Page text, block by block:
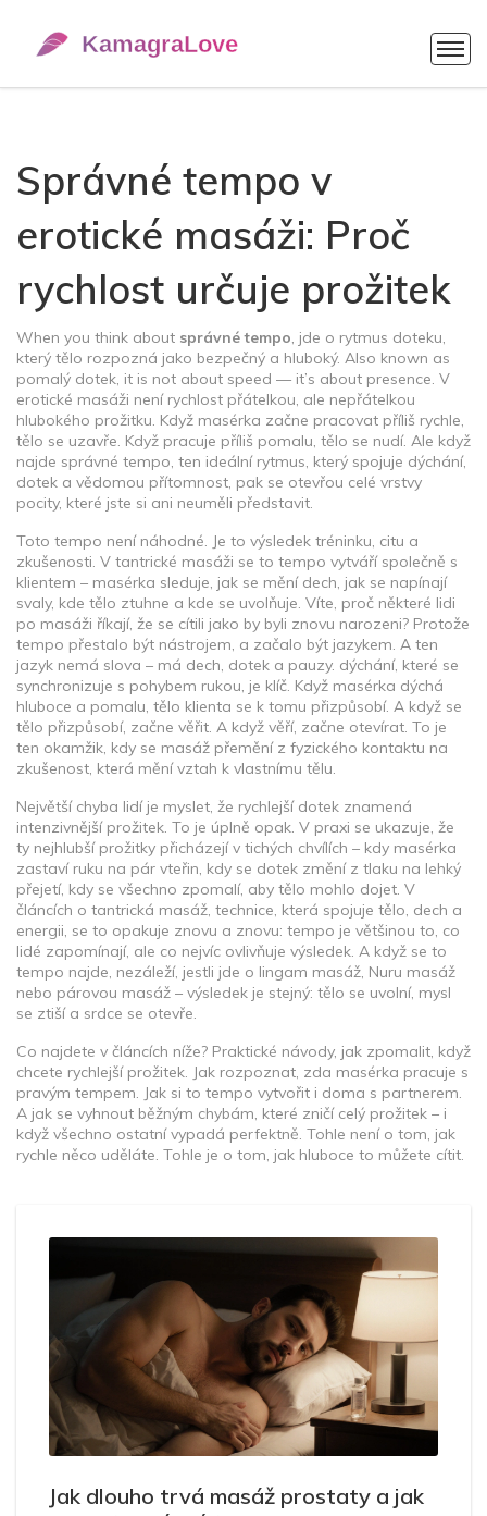
Správné tempo v
erotické masáži: Proč
rychlost určuje prožitek
When you think about správné tempo, jde o rytmus doteku,
který tělo rozpozná jako bezpečný a hluboký. Also known as
pomalý dotek, it is not about speed — it’s about presence. V
erotické masáži není rychlost přátelkou, ale nepřátelkou
hlubokého prožitku. Když masérka začne pracovat příliš rychle,
tělo se uzavře. Když pracuje příliš pomalu, tělo se nudí. Ale když
najde správné tempo, ten ideální rytmus, který spojuje dýchání,
dotek a vědomou přítomnost, pak se otevřou celé vrstvy
pocity, které jste si ani neuměli představit.
Toto tempo není náhodné. Je to výsledek tréninku, citu a
zkušenosti. V tantrické masáži se to tempo vytváří společně s
klientem – masérka sleduje, jak se mění dech, jak se napínají
svaly, kde tělo ztuhne a kde se uvolňuje. Víte, proč některé lidi
po masáži říkají, že se cítili jako by byli znovu narozeni? Protože
tempo přestalo být nástrojem, a začalo být jazykem. A ten
jazyk nemá slova – má dech, dotek a pauzy. dýchání, které se
synchronizuje s pohybem rukou, je klíč. Když masérka dýchá
hluboce a pomalu, tělo klienta se k tomu přizpůsobí. A když se
tělo přizpůsobí, začne věřit. A když věří, začne otevírat. To je
ten okamžik, kdy se masáž přemění z fyzického kontaktu na
zkušenost, která mění vztah k vlastnímu tělu.
Největší chyba lidí je myslet, že rychlejší dotek znamená
intenzivnější prožitek. To je úplně opak. V praxi se ukazuje, že
ty nejhlubší prožitky přicházejí v tichých chvílích – kdy masérka
zastaví ruku na pár vteřin, kdy se dotek změní z tlaku na lehký
přejetí, kdy se všechno zpomalí, aby tělo mohlo dojet. V
článcích o tantrická masáž, technice, která spojuje tělo, dech a
energii, se to opakuje znovu a znovu: tempo je většinou to, co
lidé zapomínají, ale co nejvíc ovlivňuje výsledek. A když se to
tempo najde, nezáleží, jestli jde o lingam masáž, Nuru masáž
nebo párovou masáž – výsledek je stejný: tělo se uvolní, mysl
se ztiší a srdce se otevře.
Co najdete v článcích níže? Praktické návody, jak zpomalit, když
chcete rychlejší prožitek. Jak rozpoznat, zda masérka pracuje s
pravým tempem. Jak si to tempo vytvořit i doma s partnerem.
A jak se vyhnout běžným chybám, které zničí celý prožitek – i
když všechno ostatní vypadá perfektně. Tohle není o tom, jak
rychle něco uděláte. Tohle je o tom, jak hluboce to můžete cítit.
Jak dlouho trvá masáž prostaty a jak